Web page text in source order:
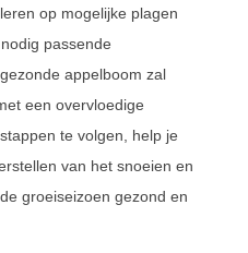
op mogelijke plagen
passende
appelboom zal
een overvloedige
te volgen, help je
van het snoeien en
groeiseizoen gezond en